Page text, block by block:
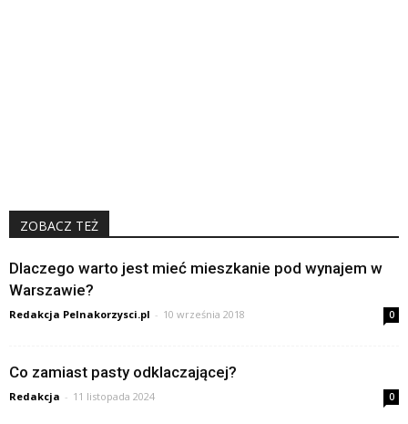
ZOBACZ TEŻ
Dlaczego warto jest mieć mieszkanie pod wynajem w
Warszawie?
Redakcja Pelnakorzysci.pl - 10 września 2018 0
Co zamiast pasty odklaczającej?
Redakcja - 11 listopada 2024 0